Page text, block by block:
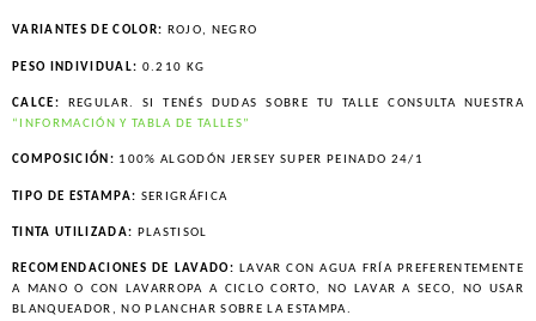
VARIANTES DE COLOR: ROJO, NEGRO
PESO INDIVIDUAL: 0.210 KG
CALCE: REGULAR. SI TENÉS DUDAS SOBRE TU TALLE CONSULTA NUESTRA
“INFORMACIÓN Y TABLA DE TALLES”
COMPOSICIÓN: 100% ALGODÓN JERSEY SUPER PEINADO 24/1
TIPO DE ESTAMPA: SERIGRÁFICA
TINTA UTILIZADA: PLASTISOL
RECOMENDACIONES DE LAVADO: LAVAR CON AGUA FRÍA PREFERENTEMENTE
A MANO O CON LAVARROPA A CICLO CORTO, NO LAVAR A SECO, NO USAR
BLANQUEADOR, NO PLANCHAR SOBRE LA ESTAMPA.